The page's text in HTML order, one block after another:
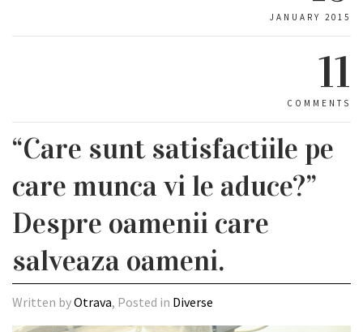
JANUARY 2015
11
COMMENTS
“Care sunt satisfactiile pe
care munca vi le aduce?”
Despre oamenii care
salveaza oameni.
Written byOtrava, Posted in Diverse